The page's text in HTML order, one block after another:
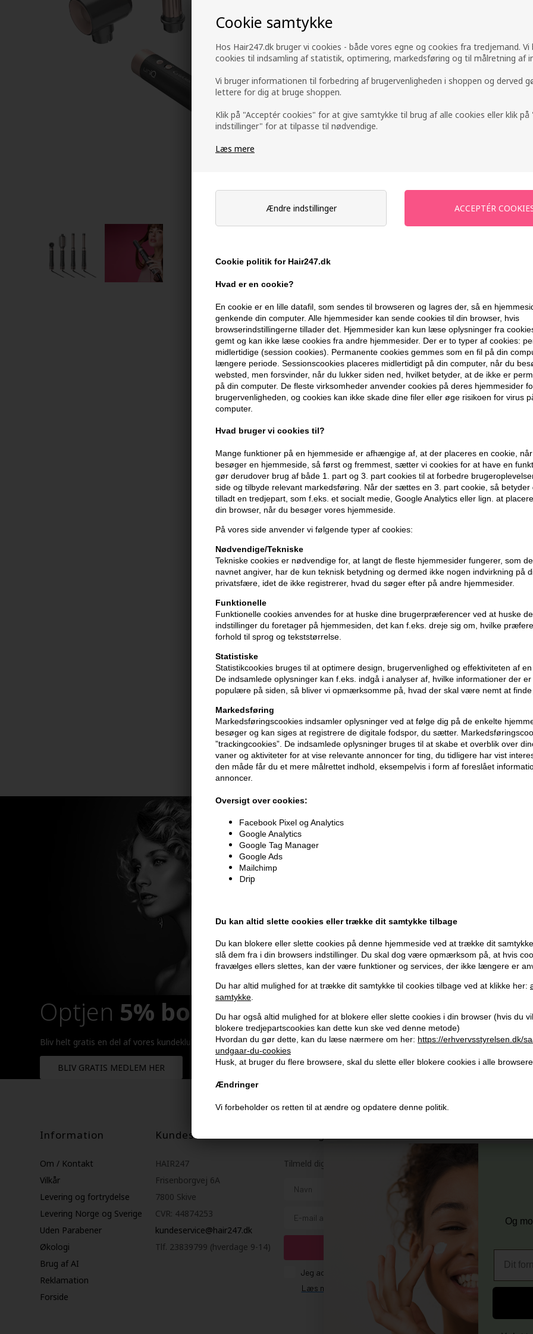
Cookie samtykke
Hos Hair247.dk bruger vi cookies - både vores egne og cookies fra tredjemand. Vi
cookies til indsamling af statistik, optimering, markedsføring og til målretning af
Vi bruger informationen til forbedring af brugervenligheden i shoppen og derved
lettere for dig at bruge shoppen.
Klik på "Acceptér cookies" for at give samtykke til brug af alle cookies eller klik
indstillinger" for at tilpasse til nødvendige.
Læs mere
Ændre indstillinger
Cookie politik for Hair247.dk
Hvad er en cookie?
En cookie er en lille datafil, som sendes til browseren og lagres der, så en
genkende din computer. Alle hjemmesider kan sende cookies til din browser, hvis
browserindstillingerne tillader det. Hjemmesider kan kun læse oplysninger fra
gemt og kan ikke læse cookies fra andre hjemmesider. Der er to typer af cookies:
midlertidige (session cookies). Permanente cookies gemmes som en fil på din
længere periode. Sessionscookies placeres midlertidigt på din computer, når du
websted, men forsvinder, når du lukker siden ned, hvilket betyder, at de ikke er
på din computer. De fleste virksomheder anvender cookies på deres hjemmesider
brugervenligheden, og cookies kan ikke skade dine filer eller øge risikoen for virus
computer.
Hvad bruger vi cookies til?
Mange funktioner på en hjemmeside er afhængige af, at der placeres en cookie,
besøger en hjemmeside, så først og fremmest, sætter vi cookies for at have en
gør derudover brug af både 1. part og 3. part cookies til at forbedre
side og tilbyde relevant markedsføring. Når der sættes en 3. part cookie, så betyder
tilladt en tredjepart, som f.eks. et socialt medie, Google Analytics eller lign. at
din browser, når du besøger vores hjemmeside.
På vores side anvender vi følgende typer af cookies:
Nødvendige/Tekniske
Tekniske cookies er nødvendige for, at langt de fleste hjemmesider fungerer, som
navnet angiver, har de kun teknisk betydning og dermed ikke nogen indvirkning på
privatsfære, idet de ikke registrerer, hvad du søger efter på andre hjemmesider.
Funktionelle
Funktionelle cookies anvendes for at huske dine brugerpræferencer ved at huske
indstillinger du foretager på hjemmesiden, det kan f.eks. dreje sig om, hvilke
forhold til sprog og tekststørrelse.
Statistiske
Statistikcookies bruges til at optimere design, brugervenlighed og effektiviteten af en
De indsamlede oplysninger kan f.eks. indgå i analyser af, hvilke informationer der
populære på siden, så bliver vi opmærksomme på, hvad der skal være nemt at finde
Markedsføring
Markedsføringscookies indsamler oplysninger ved at følge dig på de enkelte
besøger og kan siges at registrere de digitale fodspor, du sætter.
”trackingcookies”. De indsamlede oplysninger bruges til at skabe et overblik over
vaner og aktiviteter for at vise relevante annoncer for ting, du tidligere har vist
den måde får du et mere målrettet indhold, eksempelvis i form af foreslået
annoncer.
Oversigt over cookies:
Facebook Pixel og Analytics
Google Analytics
Google Tag Manager
Google Ads
Mailchimp
Drip
Du kan altid slette cookies eller trække dit samtykke tilbage
Du kan blokere eller slette cookies på denne hjemmeside ved at trække dit
slå dem fra i din browsers indstillinger. Du skal dog være opmærksom på, at hvis
fravælges ellers slettes, kan der være funktioner og services, der ikke længere er
Du har altid mulighed for at trække dit samtykke til cookies tilbage ved at klikke her:
samtykke.
Du har også altid mulighed for at blokere eller slette cookies i din browser (hvis du
blokere tredjepartscookies kan dette kun ske ved denne metode)
Hvordan du gør dette, kan du læse nærmere om her: https://erhvervsstyrelsen.dk/
undgaar-du-cookies
Husk, at bruger du flere browsere, skal du slette eller blokere cookies i alle
Ændringer
Vi forbeholder os retten til at ændre og opdatere denne politik.
+
GAMA Professional Uniq Aura 4-In-1
krøller med mindre varmepåvirkning.
luftstrøm, mens Tourmaline Ion
- Skaber bløde krøller og bølger med
- Reducerer krus og statisk elektricitet
- Øger glansen og giver håret et
- Løfter håret ved rødderne og tilfører
- Forkorter stylingtiden med en kraftig
- Giver fleksibel styling med 4
Perfekt til dig der
- ønsker føntørring, volumen og
Anvendelse
- Vælg det ønskede stylinghoved til
- Indstil varme- og hastighedsniveau
- Afslut med koldluftsfunktionen for at
Indhold: 1 stk.
Produktinformation
- Produkt: GAMA Professional Uniq
- Produkttype: multistyler
- Effekt: volumen, glans, krøller,
Godt at vide
- GAMA Professional Uniq Aura 4-In-
stylingbørste og Coanda-krølleværktøj i
- Ideel hvis du søger mindre krus og
- Perfekt til dig der ønsker volumen,
- 3 hastigheder , 3 varmeniveauer ,
Optjen 5% bonuskronerpå hele din ordre
Bliv helt gratis en del af vores kundeklub og optjen rabatter når du handler
BLIV GRATIS MEDLEM HER
Information
Om / Kontakt
Vilkår
Levering og fortrydelse
Levering Norge og Sverige
Uden Parabener
Økologi
Brug af AI
Reklamation
Forside
Kundeservice
HAIR247
Frisenborgvej 6A
7800 Skive
CVR: 44874253
kundeservice@hair247.dk
Tlf. 23839799 (hverdage 9-14)
Tilmeld dig nyhedsbrev - du kan altid afmelde det igen.
ConsentJeg accepterer vilkår og betingelser.
Læs mere her
Og